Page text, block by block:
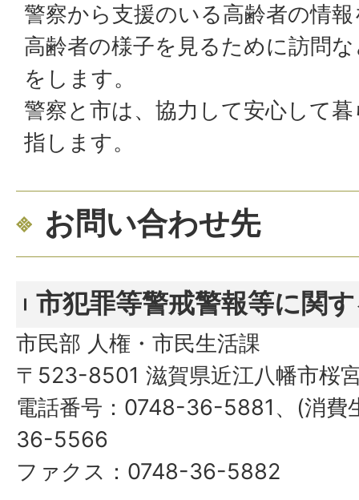
警察から支援のいる高齢者の情
高齢者の様子を見るために訪問
をします。
警察と市は、協力して安心して
指します。
お問い合わせ先
市犯罪等警戒警報等に関
市民部 人権・市民生活課
〒523-8501 滋賀県近江八幡市桜
電話番号：0748-36-5881、(消費
36-5566
ファクス：0748-36-5882